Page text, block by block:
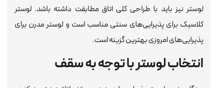
لوستر نیز باید با طراحی کلی اتاق مطابقت داشته باشد. لوستر
کلاسیک برای پذیرایی‌های سنتی مناسب است و لوستر مدرن برای
پذیرایی‌های امروزی بهترین گزینه است.
انتخاب لوستر با توجه به سقف